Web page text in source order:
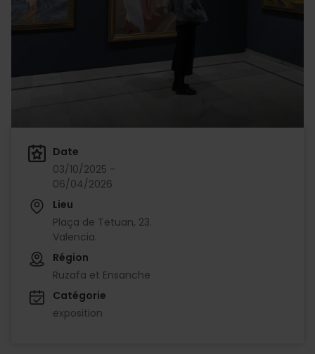
Date
03/10/2025 -
06/04/2026
Lieu
Plaça de Tetuan, 23.
Valencia.
Région
Ruzafa et Ensanche
Catégorie
exposition